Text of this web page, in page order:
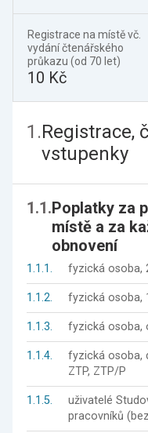
Registrace na místě vč.
vydání čtenářského
průkazu (od 70 let)
10 Kč
1.Registrace,
vstupenky
1.1.Poplatky za
místě a za
obnovení
1.1.1. fyzická osoba,
1.1.2. fyzická osoba,
1.1.3. fyzická osoba,
1.1.4.
fyzická osoba,
ZTP, ZTP/P
1.1.5.
uživatelé
pracovníků